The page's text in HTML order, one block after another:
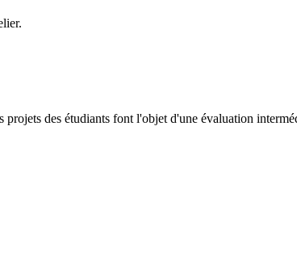
projets des étudiants font l'objet d'une évaluation